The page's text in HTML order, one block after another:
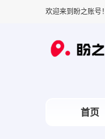
欢迎来到盼之账号！
首页